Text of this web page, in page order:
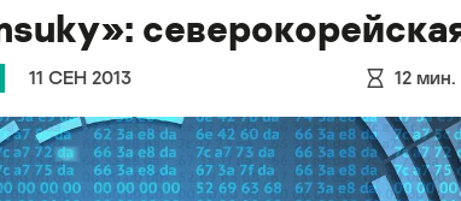
11 СЕН 2013 12 мин.